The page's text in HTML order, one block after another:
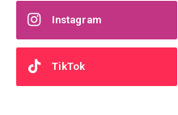
Instagram
TikTok